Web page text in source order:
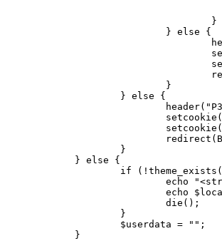
}
} else {
header("P3P:
}
} else {
header("P3P: CP='NOI
}
} else {
if
echo
echo
die();
}
$userdata = "";
}